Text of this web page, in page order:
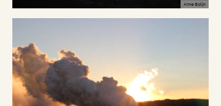
Anne Bolijn